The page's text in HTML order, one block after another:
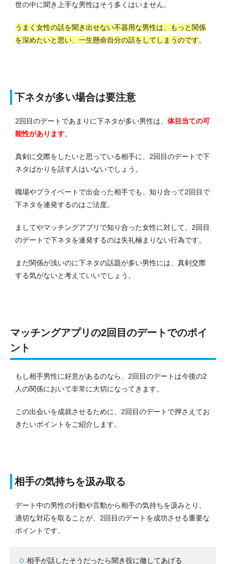
世の中に聞き上手な男性はそう多くはいません。
うまく女性の話を聞き出せない不器用な男性は、もっと関係
を深めたいと思い、一生懸命自分の話をしてしまうのです。
下ネタが多い場合は要注意
2回目のデートであまりに下ネタが多い男性は、 体目当ての可
能性があります。
真剣に交際をしたいと思っている相手に、2回目のデートで下
ネタばかりを話す人はいないでしょう。
職場やプライベートで出会った相手でも、知り合って2回目で
下ネタを連発するのはご法度。
ましてやマッチングアプリで知り合った女性に対して、2回目
のデートで下ネタを連発するのは失礼極まりない行為です。
まだ関係が浅いのに下ネタの話題が多い男性には、真剣交際
する気がないと考えていいでしょう。
マッチングアプリの2回目のデートでのポイ
ント
もし相手男性に好意があるのなら、2回目のデートは今後の2
人の関係において非常に大切になってきます。
この出会いを成就させるために、2回目のデートで押さえてお
きたいポイントをご紹介します。
相手の気持ちを汲み取る
デート中の男性の行動や言動から相手の気持ちを汲みとり、
適切な対応を取ることが、2回目のデートを成功させる重要な
ポイントです。
相手が話したそうだったら聞き役に徹してあげる